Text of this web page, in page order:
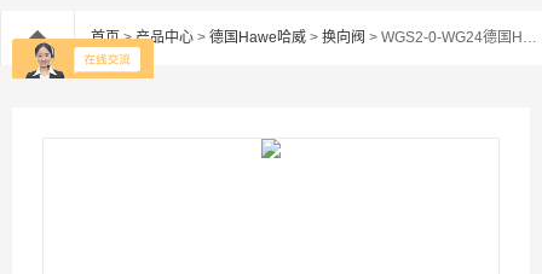
首页>产品中心 > 德国Hawe哈威 > 换向阀 > WGS2-0-WG24德国Hawe哈威换向阀总代理WGS2-0WG24现货